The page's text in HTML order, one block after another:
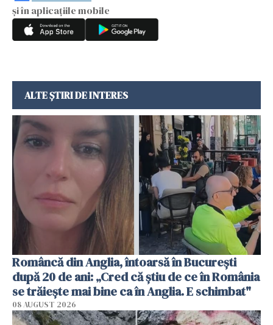
și în aplicațiile mobile
ALTE ȘTIRI DE INTERES
Româncă din Anglia, întoarsă în București
după 20 de ani: „Cred că știu de ce în România
se trăiește mai bine ca în Anglia. E schimbat"
08 AUGUST 2026